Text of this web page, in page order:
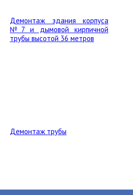
Демонтаж здания корпуса
№7 и дымовой кирпичной
трубы высотой 36 метров
Демонтаж трубы